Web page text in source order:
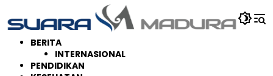
ke
konten
BERITA
INTERNASIONAL
PENDIDIKAN